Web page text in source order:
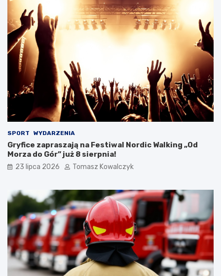
SPORT WYDARZENIA
Gryfice zapraszają na Festiwal Nordic Walking „Od
Morza do Gór” już 8 sierpnia!
23 lipca 2026 Tomasz Kowalczyk